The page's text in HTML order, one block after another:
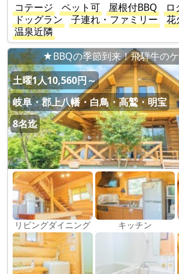
コテージ
ペット可 屋根付BBQ
ロ
ドッグラン
子連れ・ファミリー 花
温泉近隣
★BBQの季節到来！飛騨牛の
土曜1人10,560円～
岐阜・郡上八幡・白鳥・高鷲・明宝
8名迄
リビングダイニング キッチン